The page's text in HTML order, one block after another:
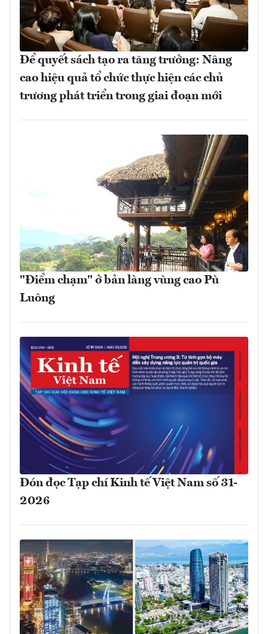
Để quyết sách tạo ra tăng trưởng: Nâng
cao hiệu quả tổ chức thực hiện các chủ
trương phát triển trong giai đoạn mới
"Điểm chạm" ở bản làng vùng cao Pù
Luông
Đón đọc Tạp chí Kinh tế Việt Nam số 31-
2026